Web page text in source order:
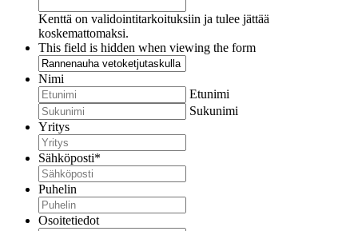
Kenttä on validointitarkoituksiin ja tulee jättää
koskemattomaksi.
This field is hidden when viewing the form
Nimi
Etunimi
Sukunimi
Yritys
Sähköposti*
Puhelin
Osoitetiedot